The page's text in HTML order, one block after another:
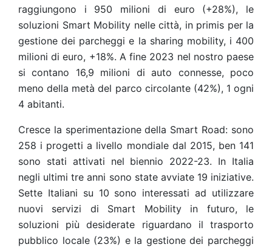
raggiungono i 950 milioni di euro (+28%), le
soluzioni Smart Mobility nelle città, in primis per la
gestione dei parcheggi e la sharing mobility, i 400
milioni di euro, +18%. A fine 2023 nel nostro paese
si contano 16,9 milioni di auto connesse, poco
meno della metà del parco circolante (42%), 1 ogni
4 abitanti.
Cresce la sperimentazione della Smart Road: sono
258 i progetti a livello mondiale dal 2015, ben 141
sono stati attivati nel biennio 2022-23. In Italia
negli ultimi tre anni sono state avviate 19 iniziative.
Sette Italiani su 10 sono interessati ad utilizzare
nuovi servizi di Smart Mobility in futuro, le
soluzioni più desiderate riguardano il trasporto
pubblico locale (23%) e la gestione dei parcheggi